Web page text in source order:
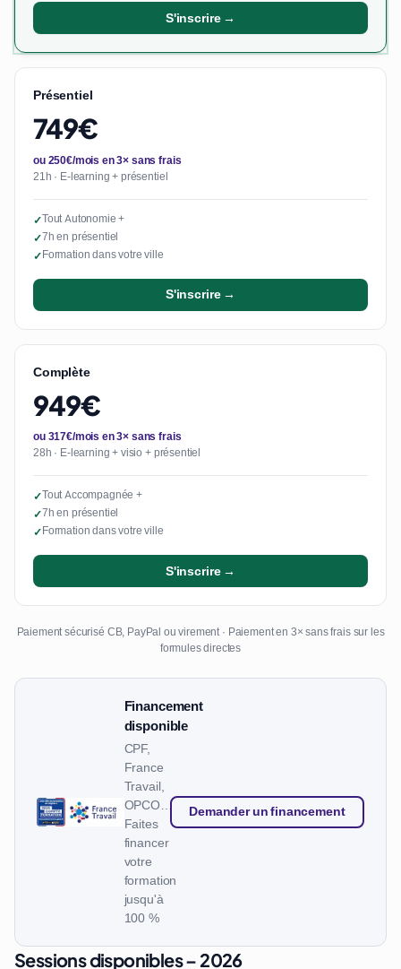
S'inscrire →
Présentiel
749€
ou 250€/mois en 3× sans frais
21h · E-learning + présentiel
✓Tout Autonomie +
✓7h en présentiel
✓Formation dans votre ville
S'inscrire →
Complète
949€
ou 317€/mois en 3× sans frais
28h · E-learning + visio + présentiel
✓Tout Accompagnée +
✓7h en présentiel
✓Formation dans votre ville
S'inscrire →
Paiement sécurisé CB, PayPal ou virement · Paiement en 3× sans frais sur les
formules directes
Financement
disponible
CPF,
France
Travail,
OPCO…
Faites
financer
votre
formation
jusqu'à
100 %
Demander un financement
Sessions disponibles – 2026